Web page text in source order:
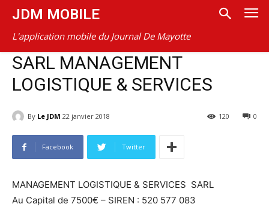
JDM MOBILE
L'application mobile du Journal De Mayotte
SARL MANAGEMENT
LOGISTIQUE & SERVICES
By Le JDM 22 janvier 2018 0
120
Facebook Twitter
MANAGEMENT LOGISTIQUE & SERVICES SARL
Au Capital de 7500€ – SIREN : 520 577 083